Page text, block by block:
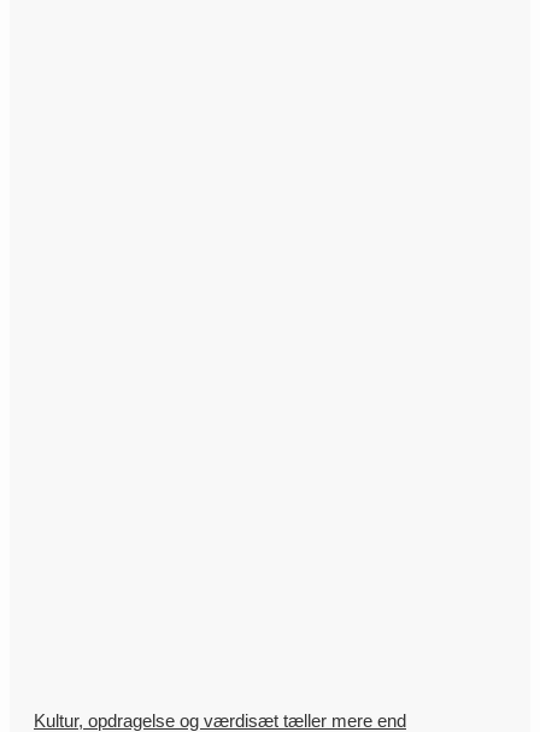
Kultur, opdragelse og værdisæt tæller mere end